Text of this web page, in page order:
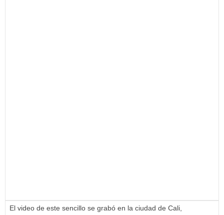
El video de este sencillo se grabó en la ciudad de Cali,